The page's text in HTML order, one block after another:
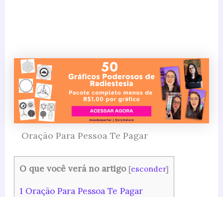
Oração Para Pessoa Te Pagar
O que você verá no artigo [esconder]
1Oração Para Pessoa Te Pagar